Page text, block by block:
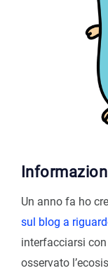
Un anno fa ho
sul blog a
interfacciarsi
osservato